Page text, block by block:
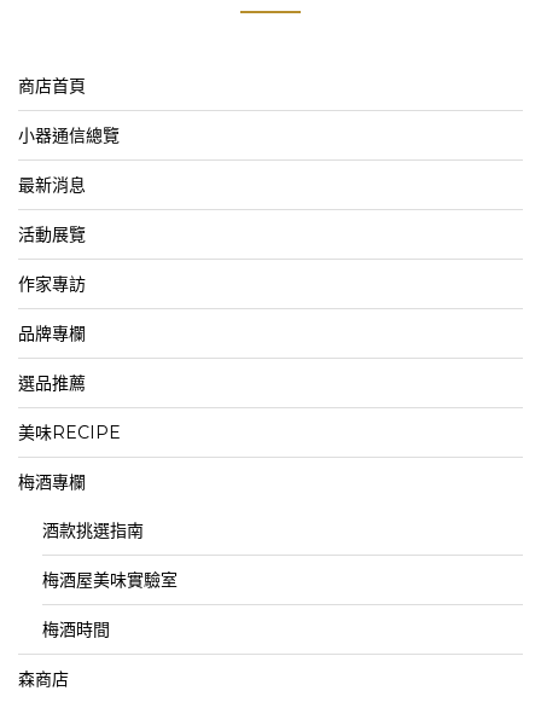
商店首頁
小器通信總覽
最新消息
活動展覽
作家專訪
品牌專欄
選品推薦
美味RECIPE
梅酒專欄
酒款挑選指南
梅酒屋美味實驗室
梅酒時間
森商店